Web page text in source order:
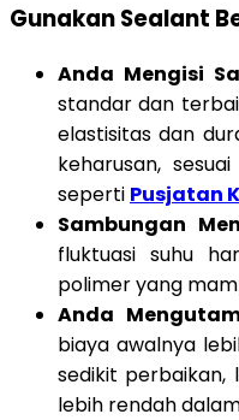
Gunakan Sealant
Anda Mengisi
standar dan
elastisitas dan
keharusan,
seperti Pusjatan
Sambungan
fluktuasi suhu
polimer yang
Anda
biaya awalnya
sedikit perbaikan,
lebih rendah